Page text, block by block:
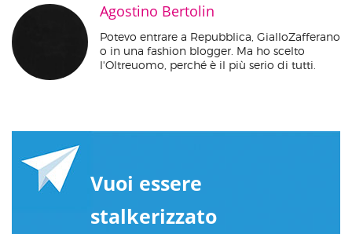
Agostino Bertolin
Potevo entrare a Repubblica, GialloZafferano
o in una fashion blogger. Ma ho scelto
l'Oltreuomo, perché è il più serio di tutti.
Vuoi essere
stalkerizzato